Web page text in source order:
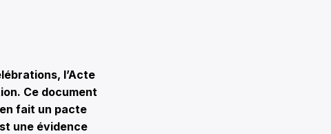
l’Acte
Ce document
fait un pacte
une évidence